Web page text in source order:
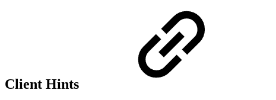
Client Hints